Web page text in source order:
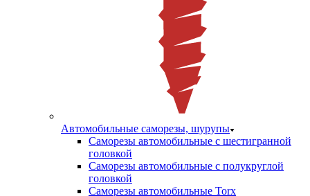
Автомобильные саморезы, шурупы
Саморезы автомобильные с шестигранной
головкой
Саморезы автомобильные с полукруглой
головкой
Саморезы автомобильные Torx